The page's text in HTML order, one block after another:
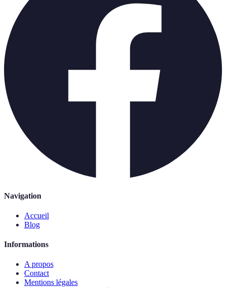
Navigation
Accueil
Blog
Informations
A propos
Contact
Mentions légales